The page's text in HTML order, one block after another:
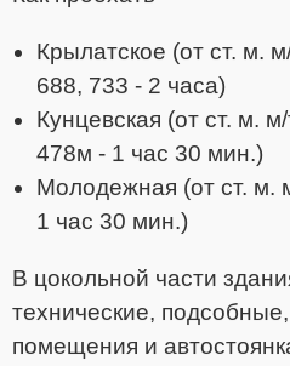
Крылатское (от ст. м.
688, 733 - 2 часа)
Кунцевская (от ст. м.
478м - 1 час 30 мин.)
Молодежная (от ст. м.
1 час 30 мин.)
В цокольной части
технические,
помещения и